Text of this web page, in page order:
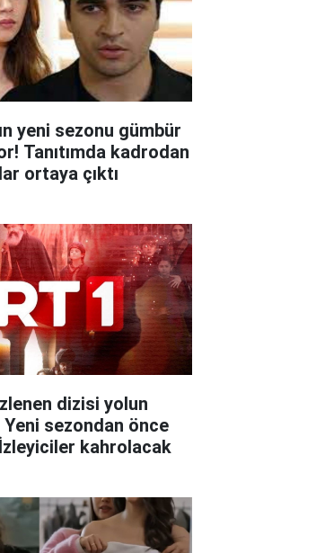
yeni sezonu gümbür
Tanıtımda kadrodan
ortaya çıktı
dizisi yolun
sezondan önce
kahrolacak